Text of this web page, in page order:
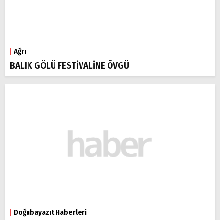
Ağrı
BALIK GÖLÜ FESTİVALİNE ÖVGÜ
Doğubayazıt Haberleri